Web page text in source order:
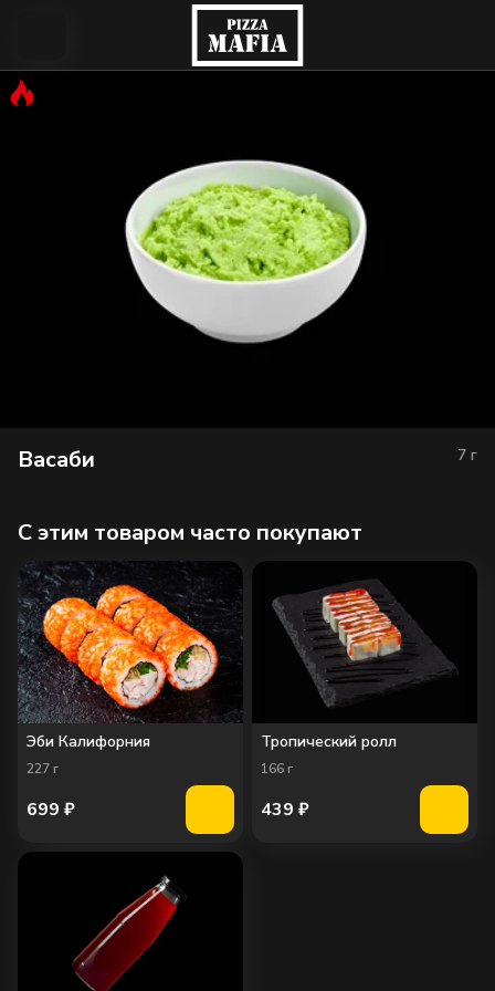
Васаби 7 г
C этим товаром часто покупают
Эби Калифорния
227 г
699 ₽
Тропический ролл
166 г
439 ₽